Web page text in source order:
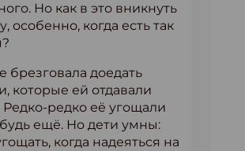
Но как в это вникнуть
особенно, когда есть так
брезговала доедать
которые ей отдавали
Редко-редко её угощали
ещё. Но дети умны:
когда надеяться на